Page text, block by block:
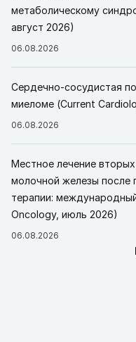
метаболическому
август 2026)
06.08.2026
Сердечно-сосудистая
миеломе (Current
06.08.2026
Местное лечение
молочной железы после
терапии:
Oncology, июль 2026)
06.08.2026